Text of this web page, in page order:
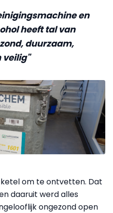
en
heeft tal van
duurzaam,
veilig"
om te ontvetten. Dat
daaruit werd alles
ongezond open